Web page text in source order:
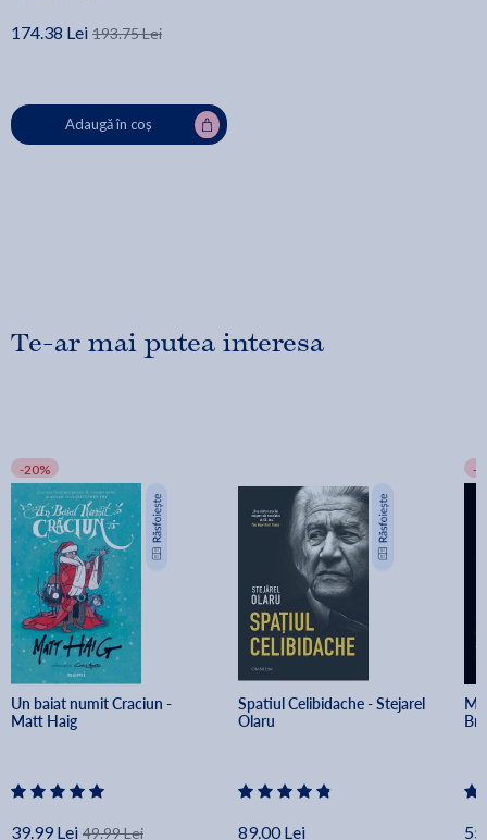
174.38 Lei 193.75 Lei
Adaugă în coș
Te-ar mai putea interesa
-20%
Un baiat numit Craciun -
Matt Haig
39.99 Lei 49.99 Lei
Spatiul Celibidache - Stejarel
Olaru
89.00 Lei
-